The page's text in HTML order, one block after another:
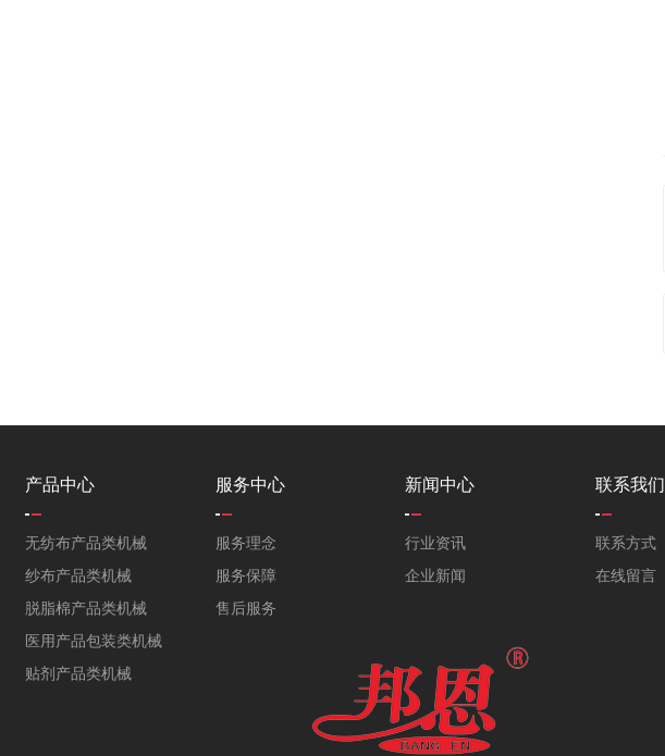
产品中心
无纺布产品类机械
纱布产品类机械
脱脂棉产品类机械
医用产品包装类机械
贴剂产品类机械
服务中心
服务理念
服务保障
售后服务
新闻中心
行业资讯
企业新闻
联系我们
联系方式
在线留言